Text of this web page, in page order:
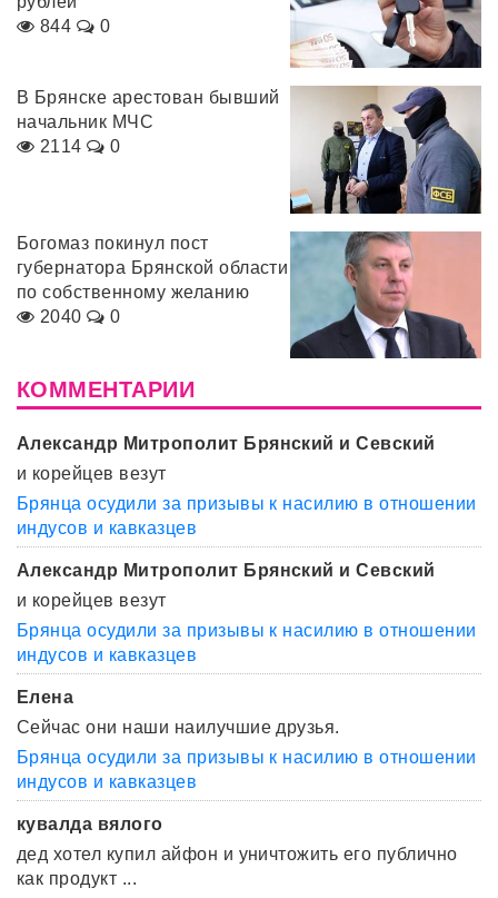
844
0
В Брянске арестован бывший
начальник МЧС
2114
0
Богомаз покинул пост
губернатора Брянской области
по собственному желанию
2040
0
КОММЕНТАРИИ
Александр Митрополит Брянский и Севский
и корейцев везут
Брянца осудили за призывы к насилию в отношении
индусов и кавказцев
Александр Митрополит Брянский и Севский
и корейцев везут
Брянца осудили за призывы к насилию в отношении
индусов и кавказцев
Елена
Сейчас они наши наилучшие друзья.
Брянца осудили за призывы к насилию в отношении
индусов и кавказцев
кувалда вялого
дед хотел купил айфон и уничтожить его публично
как продукт ...